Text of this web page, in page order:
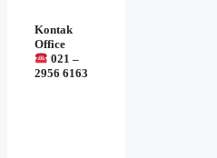
Kontak
Office
021 –
2956 6163